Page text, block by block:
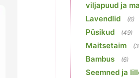
viljapuud ja
Lavendlid (6)
Püsikud (49)
Maitsetaim
Bambus (6)
Seemned ja